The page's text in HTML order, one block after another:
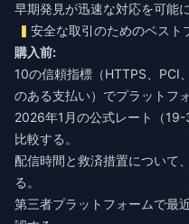
早期発見が迅速な対応を可能
安全な取引のためのベスト
購入前:
10の信頼指標（HTTPS、PCI
のある支払い）でプラットフ
2026年1月の公式レート（
比較する。
配信時間と救済措置について
る。
第三者プラットフォームで最